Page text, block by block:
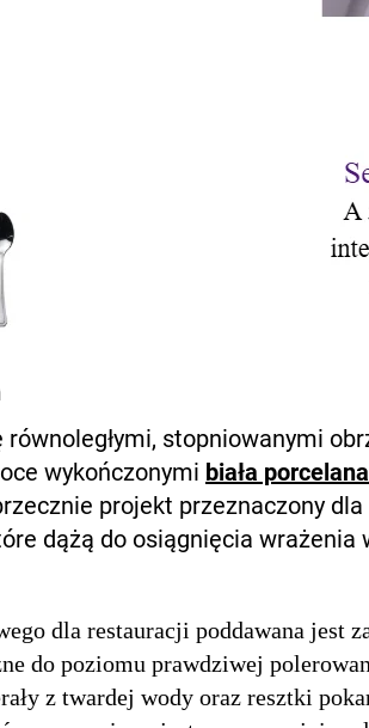
stopniowanymi
wykończonymi biała porcelana
projekt przeznaczony
dążą do osiągnięcia wrażenia
dla restauracji poddawana jest
do poziomu prawdziwej
z twardej wody oraz resztki